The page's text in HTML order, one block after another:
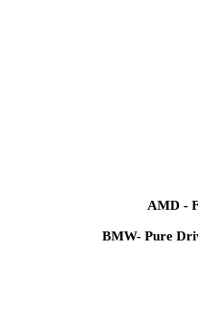
AMD -
BMW- Pure